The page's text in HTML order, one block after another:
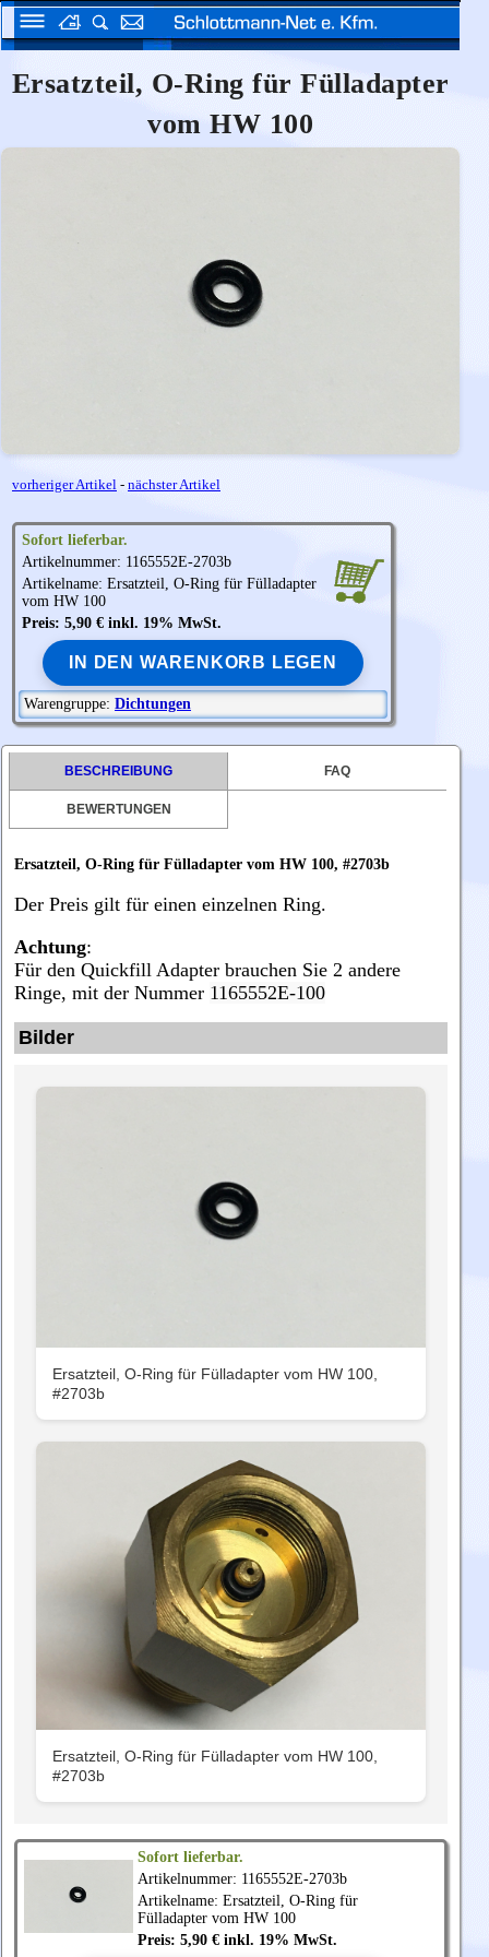
Ersatzteil, O-Ring für Fülladapter
vom HW 100
vorheriger Artikel - nächster Artikel
Sofort lieferbar.
Artikelnummer: 1165552E-2703b
Artikelname: Ersatzteil, O-Ring für Fülladapter
vom HW 100
Preis: 5,90 € inkl. 19% MwSt.
IN DEN WARENKORB LEGEN
Warengruppe: Dichtungen
BESCHREIBUNG FAQ
BEWERTUNGEN
Ersatzteil, O-Ring für Fülladapter vom HW 100, #2703b
Der Preis gilt für einen einzelnen Ring.
Achtung:
Für den Quickfill Adapter brauchen Sie 2 andere
Ringe, mit der Nummer 1165552E-100
Bilder
Ersatzteil, O-Ring für Fülladapter vom HW 100,
#2703b
Ersatzteil, O-Ring für Fülladapter vom HW 100,
#2703b
Sofort lieferbar.
Artikelnummer: 1165552E-2703b
Artikelname: Ersatzteil, O-Ring für
Fülladapter vom HW 100
Preis: 5,90 € inkl. 19% MwSt.